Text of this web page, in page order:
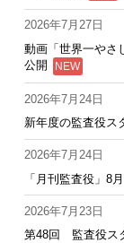
2026年7月27日
動画「世界一やさ
公開
2026年7月24日
新年度の監査役ス
2026年7月24日
「月刊監査役」8
2026年7月23日
第48回 監査役ス